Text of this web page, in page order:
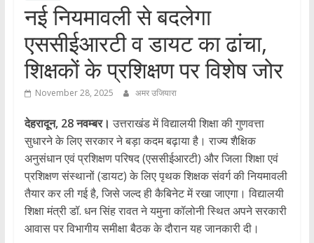
नई नियमावली से बदलेगा
एससीईआरटी व डायट का ढांचा,
शिक्षकों के प्रशिक्षण पर विशेष जोर
November 28, 2025 अमर उजियारा
देहरादून, 28 नवम्बर। उत्तराखंड में विद्यालयी शिक्षा की गुणवत्ता
सुधारने के लिए सरकार ने बड़ा कदम बढ़ाया है। राज्य शैक्षिक
अनुसंधान एवं प्रशिक्षण परिषद (एससीईआरटी) और जिला शिक्षा एवं
प्रशिक्षण संस्थानों (डायट) के लिए पृथक शिक्षक संवर्ग की नियमावली
तैयार कर ली गई है, जिसे जल्द ही कैबिनेट में रखा जाएगा। विद्यालयी
शिक्षा मंत्री डॉ. धन सिंह रावत ने यमुना कॉलोनी स्थित अपने सरकारी
आवास पर विभागीय समीक्षा बैठक के दौरान यह जानकारी दी।